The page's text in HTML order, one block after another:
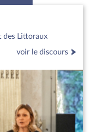
des Littoraux
voir le discours